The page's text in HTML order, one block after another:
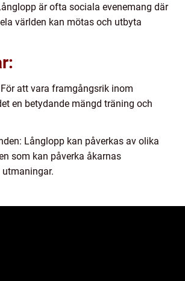
är ofta sociala evenemang där
världen kan mötas och utbyta
att vara framgångsrik inom
en betydande mängd träning och
Långlopp kan påverkas av olika
som kan påverka åkarnas